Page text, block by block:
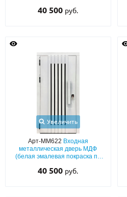
ПО ОСОБЕННОСТЯМ
Популярные двери
Двери со скидкой
ДВЕРИ С ТЕРМОРАЗРЫВОМ
ОПЛАТА
ДОСТАВКА
40 500 руб.
Увеличить
Арт-ММ622 Входная
металлическая дверь МДФ
(белая эмалевая покраска по
планками и бугельной ручкой
40 500 руб.